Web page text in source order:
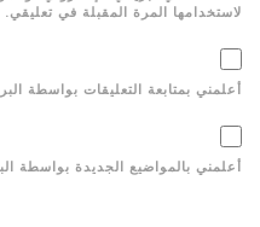
لاستخدامها المرة المقبلة في تعليقي.
أعلمني بمتابعة التعليقات بواسطة
أعلمني بالمواضيع الجديدة بواسطة